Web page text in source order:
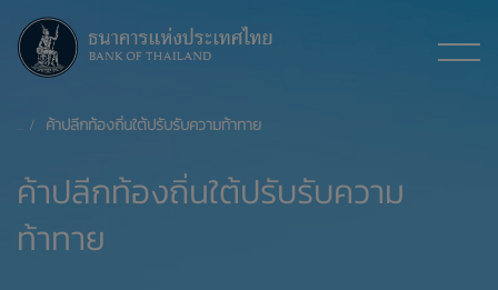
ค้าปลีกท้องถิ่นใต้ปรับรับความท้าทาย
ค้าปลีกท้องถิ่นใต้ปรับรับความ
ท้าทาย